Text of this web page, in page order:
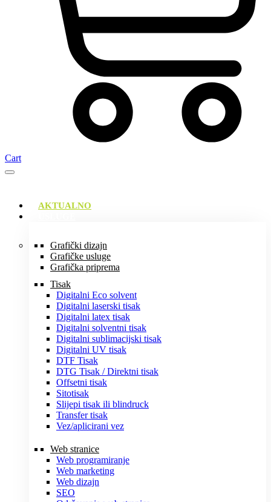
Cart
AKTUALNO
Grafički dizajn
Grafičke usluge
Grafička priprema
Tisak
Digitalni Eco solvent
Digitalni laserski tisak
Digitalni latex tisak
Digitalni solventni tisak
Digitalni sublimacijski tisak
Digitalni UV tisak
DTF Tisak
DTG Tisak / Direktni tisak
Offsetni tisak
Sitotisak
Slijepi tisak ili blindruck
Transfer tisak
Vez/aplicirani vez
Web stranice
Web programiranje
Web marketing
Web dizajn
SEO